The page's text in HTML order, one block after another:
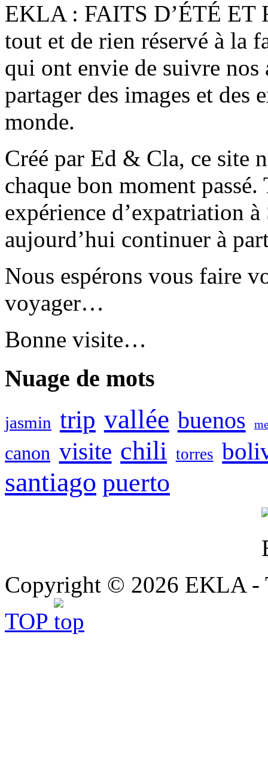
EKLA : FAITS D’ÉTÉ ET
tout et de rien réservé à la
qui ont envie de suivre nos
partager des images et des
monde.
Créé par Ed & Cla, ce site
chaque bon moment
expérience d’expatriation
aujourd’hui continuer à
Nous espérons vous faire
voyager…
Bonne visite…
Nuage de mots
jasmin trip vallée buenos
canon visite chili torres
santiago puerto
Copyright © 2026 EKLA -
TOP